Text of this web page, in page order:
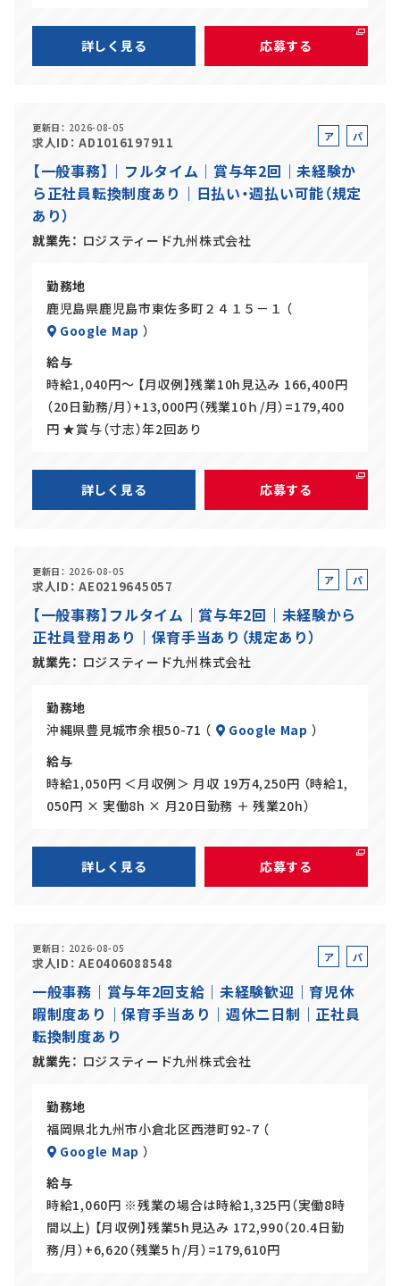
詳しく見る 応募する
更新日 2026-08-05
求人ID AD1016197911
ア
バ
イ
パ
ト
【一般事務】｜フルタイム｜賞与年2回｜未経験か
ら正社員転換制度あり｜日払い・週払い可能（規定
あり）
就業先 ロジスティード九州株式会社
勤務地
鹿児島県鹿児島市東佐多町２４１５－１ （
Google Map ）
給与
時給1,040円～ 【月収例】残業10h見込み 166,400円
（20日勤務/月）+13,000円（残業10ｈ/月）=179,400
円 ★賞与（寸志）年2回あり
詳しく見る 応募する
更新日 2026-08-05
求人ID AE0219645057
ア
バ
パ
ト
【一般事務】フルタイム｜賞与年2回｜未経験から
正社員登用あり｜保育手当あり（規定あり）
就業先 ロジスティード九州株式会社
勤務地
沖縄県豊見城市余根50-71 （
Google Map ）
給与
時給1,050円 ＜月収例＞ 月収 19万4,250円 （時給1,
050円 × 実働8h × 月20日勤務 ＋ 残業20h）
詳しく見る 応募する
更新日 2026-08-05
求人ID AE0406088548
ア
バ
イ
パ
ト
一般事務｜賞与年2回支給｜未経験歓迎｜育児休
暇制度あり｜保育手当あり｜週休二日制｜正社員
転換制度あり
就業先 ロジスティード九州株式会社
勤務地
福岡県北九州市小倉北区西港町92-7 （
Google Map ）
給与
時給1,060円 ※残業の場合は時給1,325円（実働8時
間以上) 【月収例】残業5h見込み 172,990（20.4日勤
務/月）+6,620（残業5ｈ/月）=179,610円